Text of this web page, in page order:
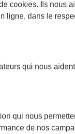
cookies. Ils nous
ligne, dans le
qui nous
qui nous
de nos